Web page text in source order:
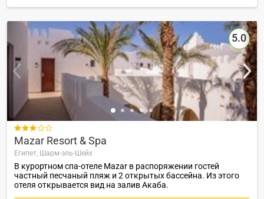
5.0

Mazar Resort & Spa
Египет, Шарм-эль-Шейх
В курортном спа-отеле Mazar в распоряжении гостей
частный песчаный пляж и 2 открытых бассейна. Из этого
отеля открывается вид на залив Акаба.